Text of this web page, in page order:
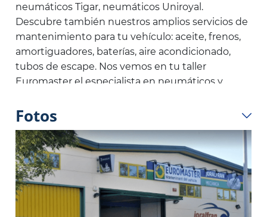
neumáticos Tigar, neumáticos Uniroyal.
Descubre también nuestros amplios servicios de
mantenimiento para tu vehículo: aceite, frenos,
amortiguadores, baterías, aire acondicionado,
tubos de escape. Nos vemos en tu taller
Euromaster el especialista en neumáticos y
Fotos